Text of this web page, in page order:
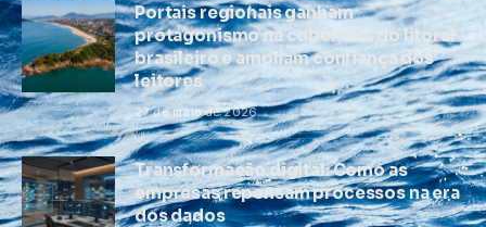
Portais regionais ganham
protagonismo na cobertura do litoral
brasileiro e ampliam confiança dos
leitores
27 de maio de 2026
Transformação digital: Como as
empresas repensam processos na era
dos dados